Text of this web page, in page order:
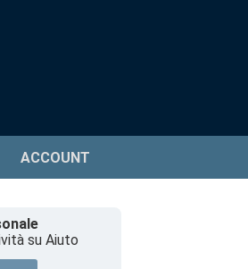
ACCOUNT